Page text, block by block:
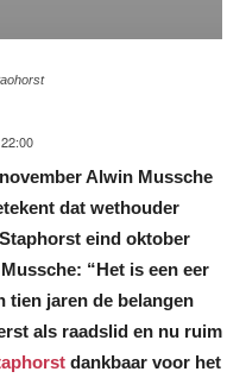
Alwin Mussche
dat wethouder
eind oktober
“Het is een eer
tien jaren de belangen
als raadslid en nu ruim
dankbaar voor het